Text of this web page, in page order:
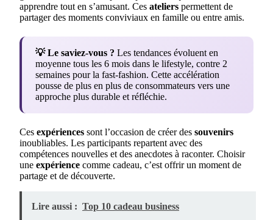
apprendre tout en s’amusant. Ces ateliers permettent de
partager des moments conviviaux en famille ou entre amis.
💡 Le saviez-vous ? Les tendances évoluent en
moyenne tous les 6 mois dans le lifestyle, contre 2
semaines pour la fast-fashion. Cette accélération
pousse de plus en plus de consommateurs vers une
approche plus durable et réfléchie.
Ces expériences sont l’occasion de créer des souvenirs
inoubliables. Les participants repartent avec des
compétences nouvelles et des anecdotes à raconter. Choisir
une expérience comme cadeau, c’est offrir un moment de
partage et de découverte.
Lire aussi : Top 10 cadeau business